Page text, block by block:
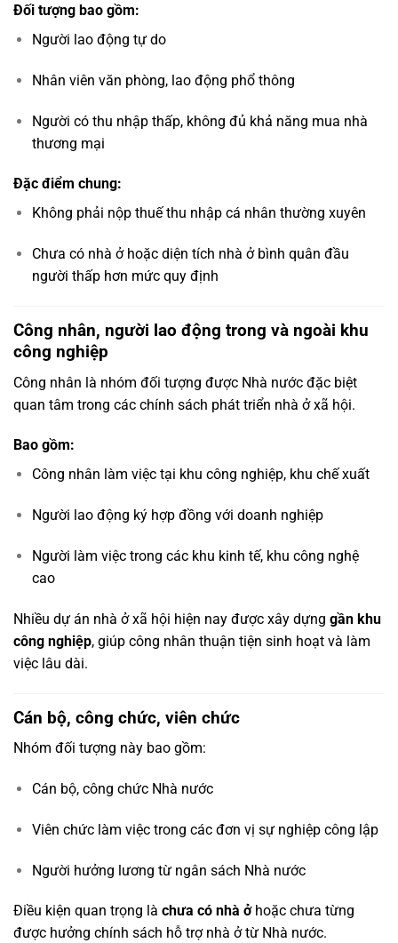
Đối tượng bao gồm:
Người lao động tự do
Nhân viên văn phòng, lao động phổ thông
Người có thu nhập thấp, không đủ khả năng mua nhà
thương mại
Đặc điểm chung:
Không phải nộp thuế thu nhập cá nhân thường xuyên
Chưa có nhà ở hoặc diện tích nhà ở bình quân đầu
người thấp hơn mức quy định
Công nhân, người lao động trong và ngoài khu
công nghiệp
Công nhân là nhóm đối tượng được Nhà nước đặc biệt
quan tâm trong các chính sách phát triển nhà ở xã hội.
Bao gồm:
Công nhân làm việc tại khu công nghiệp, khu chế xuất
Người lao động ký hợp đồng với doanh nghiệp
Người làm việc trong các khu kinh tế, khu công nghệ
cao
Nhiều dự án nhà ở xã hội hiện nay được xây dựng gần khu
công nghiệp, giúp công nhân thuận tiện sinh hoạt và làm
việc lâu dài.
Cán bộ, công chức, viên chức
Nhóm đối tượng này bao gồm:
Cán bộ, công chức Nhà nước
Viên chức làm việc trong các đơn vị sự nghiệp công lập
Người hưởng lương từ ngân sách Nhà nước
Điều kiện quan trọng là chưa có nhà ởhoặc chưa từng
được hưởng chính sách hỗ trợ nhà ở từ Nhà nước.